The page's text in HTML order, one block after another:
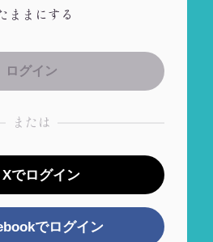
ままにする
または
Xでログイン
でログイン